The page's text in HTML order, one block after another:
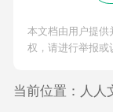
本文档由用户提供
权，请进行举报或
当前位置： 人人